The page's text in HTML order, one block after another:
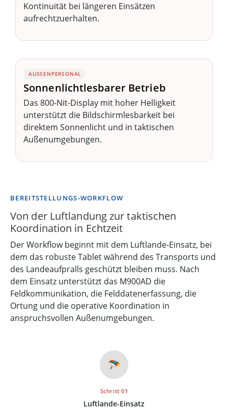
Kontinuität bei längeren Einsätzen
aufrechtzuerhalten.
AUSSENPERSONAL
Sonnenlichtlesbarer Betrieb
Das 800-Nit-Display mit hoher Helligkeit
unterstützt die Bildschirmlesbarkeit bei
direktem Sonnenlicht und in taktischen
Außenumgebungen.
BEREITSTELLUNGS-WORKFLOW
Von der Luftlandung zur taktischen
Koordination in Echtzeit
Der Workflow beginnt mit dem Luftlande-Einsatz, bei
dem das robuste Tablet während des Transports und
des Landeaufpralls geschützt bleiben muss. Nach
dem Einsatz unterstützt das M900AD die
Feldkommunikation, die Felddatenerfassung, die
Ortung und die operative Koordination in
anspruchsvollen Außenumgebungen.
🪂
Schritt 01
Luftlande-Einsatz